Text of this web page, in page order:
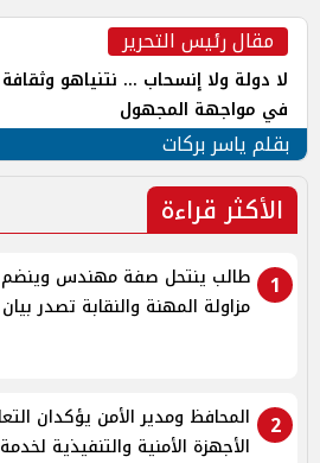
مقال رئيس التحرير
لا دولة ولا إنسحاب ... نتنياهو
في مواجهة المجهول
بقلم ياسر بركات
الأكثر قراءة
1
طالب ينتحل صفة مهندس وينضم
مزاولة المهنة والنقابة تصدر بيان
2
المحافظ ومدير الأمن يؤكدان
الأجهزة الأمنية والتنفيذية